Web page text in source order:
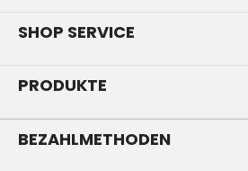
SHOP SERVICE
PRODUKTE
BEZAHLMETHODEN